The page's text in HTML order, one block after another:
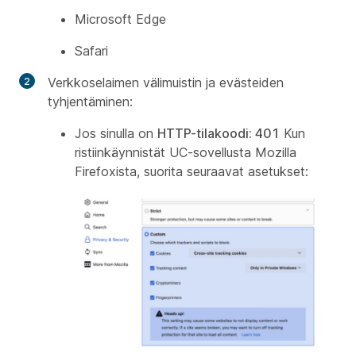
Microsoft Edge
Safari
Verkkoselaimen välimuistin ja evästeiden
tyhjentäminen:
Jos sinulla on HTTP-tilakoodi: 401 Kun
ristiinkäynnistät UC-sovellusta Mozilla
Firefoxista, suorita seuraavat asetukset: